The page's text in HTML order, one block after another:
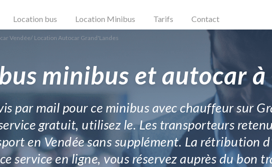
Location bus Location Minibus Tarifs Contact
Vendée/ Location Autocar Grand'Landes
minibus et autocar
par mail pour ce minibus avec chauffeur sur
gratuit, utilisez le. Les transporteurs
en Vendée sans supplément. La rétribution
service en ligne, vous réservez auprès du bon